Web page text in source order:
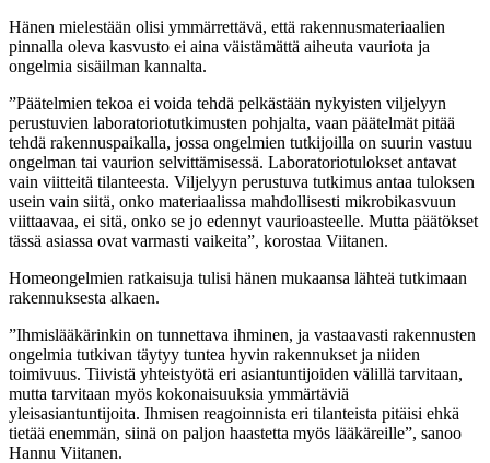
Hänen mielestään olisi ymmärrettävä, että rakennusmateriaalien
pinnalla oleva kasvusto ei aina väistämättä aiheuta vauriota ja
ongelmia sisäilman kannalta.
”Päätelmien tekoa ei voida tehdä pelkästään nykyisten viljelyyn
perustuvien laboratoriotutkimusten pohjalta, vaan päätelmät pitää
tehdä rakennuspaikalla, jossa ongelmien tutkijoilla on suurin vastuu
ongelman tai vaurion selvittämisessä. Laboratoriotulokset antavat
vain viitteitä tilanteesta. Viljelyyn perustuva tutkimus antaa tuloksen
usein vain siitä, onko materiaalissa mahdollisesti mikrobikasvuun
viittaavaa, ei sitä, onko se jo edennyt vaurioasteelle. Mutta päätökset
tässä asiassa ovat varmasti vaikeita”, korostaa Viitanen.
Homeongelmien ratkaisuja tulisi hänen mukaansa lähteä tutkimaan
rakennuksesta alkaen.
”Ihmislääkärinkin on tunnettava ihminen, ja vastaavasti rakennusten
ongelmia tutkivan täytyy tuntea hyvin rakennukset ja niiden
toimivuus. Tiivistä yhteistyötä eri asiantuntijoiden välillä tarvitaan,
mutta tarvitaan myös kokonaisuuksia ymmärtäviä
yleisasiantuntijoita. Ihmisen reagoinnista eri tilanteista pitäisi ehkä
tietää enemmän, siinä on paljon haastetta myös lääkäreille”, sanoo
Hannu Viitanen.